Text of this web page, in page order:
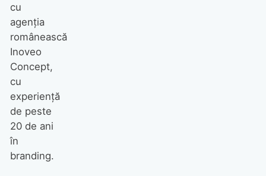
cu
agenția
românească
Inoveo
Concept,
cu
experiență
de peste
20 de ani
în
branding.